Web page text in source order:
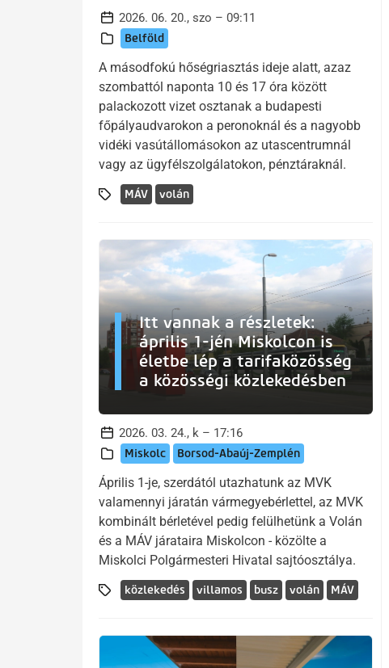
2026. 06. 20., szo – 09:11
Belföld
A másodfokú hőségriasztás ideje alatt, azaz
szombattól naponta 10 és 17 óra között
palackozott vizet osztanak a budapesti
főpályaudvarokon a peronoknál és a nagyobb
vidéki vasútállomásokon az utascentrumnál
vagy az ügyfélszolgálatokon, pénztáraknál.
MÁV volán
Itt vannak a részletek:
április 1-jén Miskolcon is
életbe lép a tarifaközösség
a közösségi közlekedésben
2026. 03. 24., k – 17:16
Miskolc Borsod-Abaúj-Zemplén
Április 1-je, szerdától utazhatunk az MVK
valamennyi járatán vármegyebérlettel, az MVK
kombinált bérletével pedig felülhetünk a Volán
és a MÁV járataira Miskolcon - közölte a
Miskolci Polgármesteri Hivatal sajtóosztálya.
közlekedés villamos busz volán MÁV